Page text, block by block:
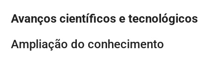
Avanços científicos e tecnológicos
Ampliação do conhecimento